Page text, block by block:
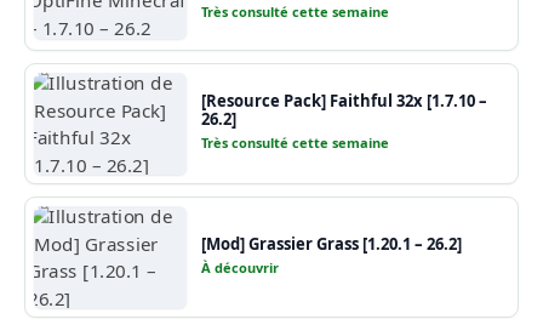
Très consulté cette semaine
[Resource Pack] Faithful 32x [1.7.10 –
26.2]
Très consulté cette semaine
[Mod] Grassier Grass [1.20.1 – 26.2]
À découvrir